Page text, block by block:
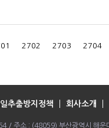
2702 2703 2704
추출방지정책 회사소개
주소 : (48059) 부산광역시 해운